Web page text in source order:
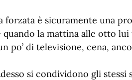
forzata è sicuramente una
la mattina alle otto lui
po’ di televisione, cena,
si condividono gli